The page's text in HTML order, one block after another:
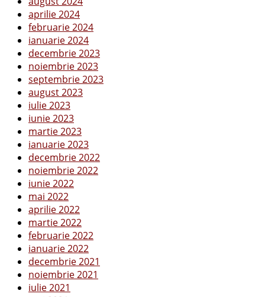
aprilie 2024
februarie 2024
ianuarie 2024
decembrie 2023
noiembrie 2023
septembrie 2023
august 2023
iulie 2023
iunie 2023
martie 2023
ianuarie 2023
decembrie 2022
noiembrie 2022
iunie 2022
mai 2022
aprilie 2022
martie 2022
februarie 2022
ianuarie 2022
decembrie 2021
noiembrie 2021
iulie 2021